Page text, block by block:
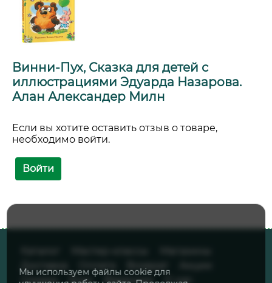
Винни-Пух, Сказка для детей с
иллюстрациями Эдуарда Назарова.
Алан Александер Милн
Если вы хотите оставить отзыв о товаре,
необходимо войти.
Войти
Доставка
Оплата Возврат
Скидки
Блог Вакансии О нас
Мы используем файлы cookie для